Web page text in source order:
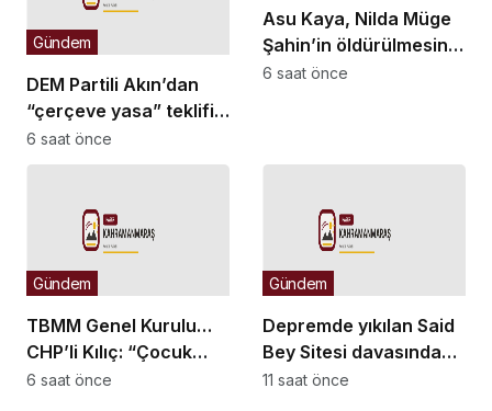
DEM Partili Akın’dan
“çerçeve yasa” teklifi
açıklaması: “Her şeyi
çözecek bir yasa değil,
adımı olarak
değerlendirilmeli”
Gündem
6 saat önce
Asu Kaya, Nilda Müge
Şahin’in öldürülmesini
TBMM gündemine
6 saat önce
TBMM Genel Kurulu…
CHP’li Kılıç: “Çocuk
adaletinde başarı kaç
Gündem
6 saat önce
Depremde yıkılan Said
Bey Sitesi davasında
ek bilirkişi raporu: Dava
Gündem
11 saat önce